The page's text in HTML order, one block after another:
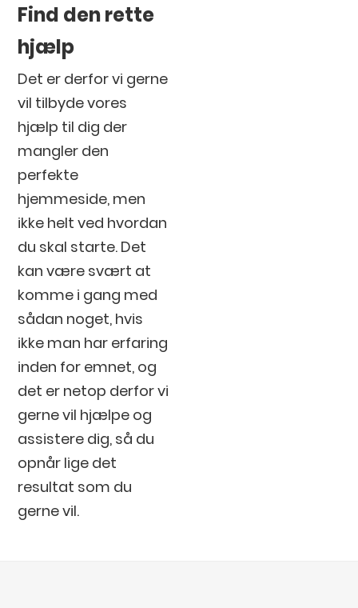
Find den rette
hjælp
Det er derfor vi gerne
vil tilbyde vores
hjælp til dig der
mangler den
perfekte
hjemmeside, men
ikke helt ved hvordan
du skal starte. Det
kan være svært at
komme i gang med
sådan noget, hvis
ikke man har erfaring
inden for emnet, og
det er netop derfor vi
gerne vil hjælpe og
assistere dig, så du
opnår lige det
resultat som du
gerne vil.